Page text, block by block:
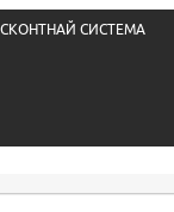
СИСТЕМА